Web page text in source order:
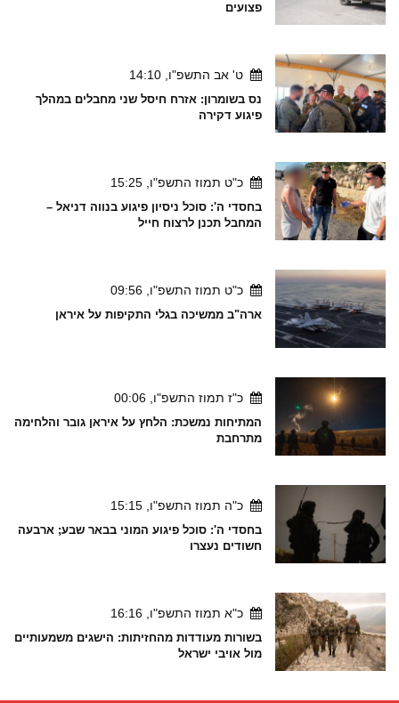
פצועים
ט' אב התשפ"ו, 14:10
נס בשומרון: אזרח חיסל שני מחבלים במהלך
פיגוע דקירה
כ"ט תמוז התשפ"ו, 15:25
בחסדי ה': סוכל ניסיון פיגוע בנווה דניאל –
המחבל תכנן לרצוח חייל
כ"ט תמוז התשפ"ו, 09:56
ארה"ב ממשיכה בגלי התקיפות על איראן
כ"ז תמוז התשפ"ו, 00:06
המתיחות נמשכת: הלחץ על איראן גובר והלחימה
מתרחבת
כ"ה תמוז התשפ"ו, 15:15
בחסדי ה': סוכל פיגוע המוני בבאר שבע; ארבעה
חשודים נעצרו
כ"א תמוז התשפ"ו, 16:16
בשורות מעודדות מהחזיתות: הישגים משמעותיים
מול אויבי ישראל